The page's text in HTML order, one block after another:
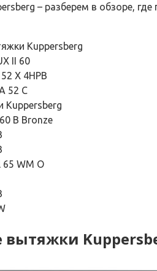
– разберем в обзоре,
Kuppersberg
II 60
X 4HPB
52 C
B Bronze
65 WM O
вытяжки